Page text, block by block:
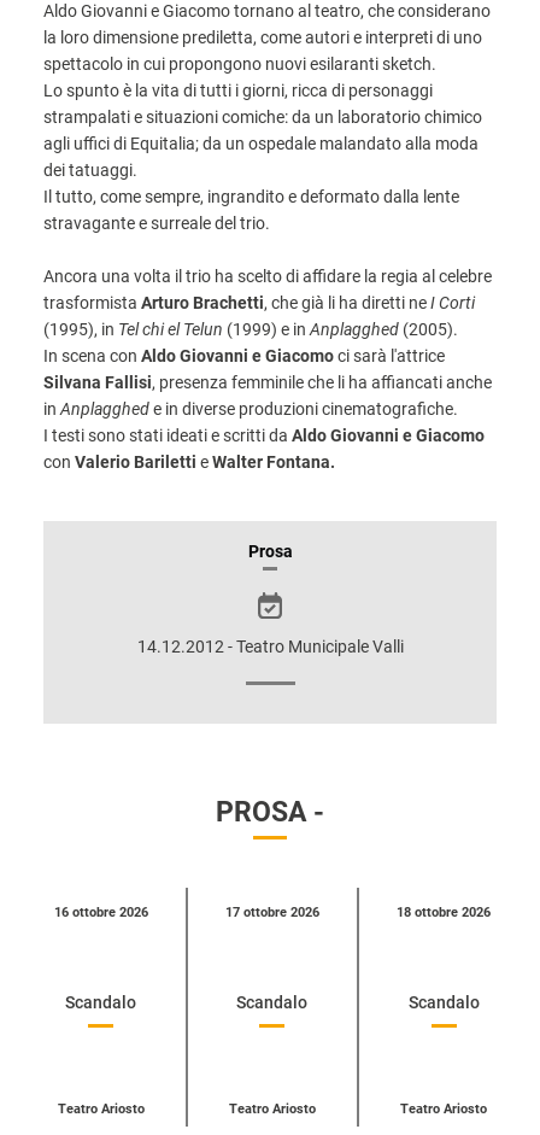
Aldo Giovanni e Giacomo tornano al teatro, che considerano
la loro dimensione prediletta, come autori e interpreti di uno
spettacolo in cui propongono nuovi esilaranti sketch.
Lo spunto è la vita di tutti i giorni, ricca di personaggi
strampalati e situazioni comiche: da un laboratorio chimico
agli uffici di Equitalia; da un ospedale malandato alla moda
dei tatuaggi.
Il tutto, come sempre, ingrandito e deformato dalla lente
stravagante e surreale del trio.
Ancora una volta il trio ha scelto di affidare la regia al celebre
trasformista Arturo Brachetti, che già li ha diretti neI Corti
(1995), in Tel chi el Telun (1999) e in Anplagghed (2005).
In scena con Aldo Giovanni e Giacomoci sarà l'attrice
Silvana Fallisi, presenza femminile che li ha affiancati anche
in Anplagghede in diverse produzioni cinematografiche.
I testi sono stati ideati e scritti da Aldo Giovanni e Giacomo
con Valerio Bariletti eWalter Fontana.
INFORMAZIONIProsa
14.12.2012 - Teatro Municipale Valli
PROSA -
categoria
16 ottobre 2026
Scandalo
Teatro Ariosto
17 ottobre 2026
Scandalo
Teatro Ariosto
18 ottobre 2026
Scandalo
Teatro Ariosto